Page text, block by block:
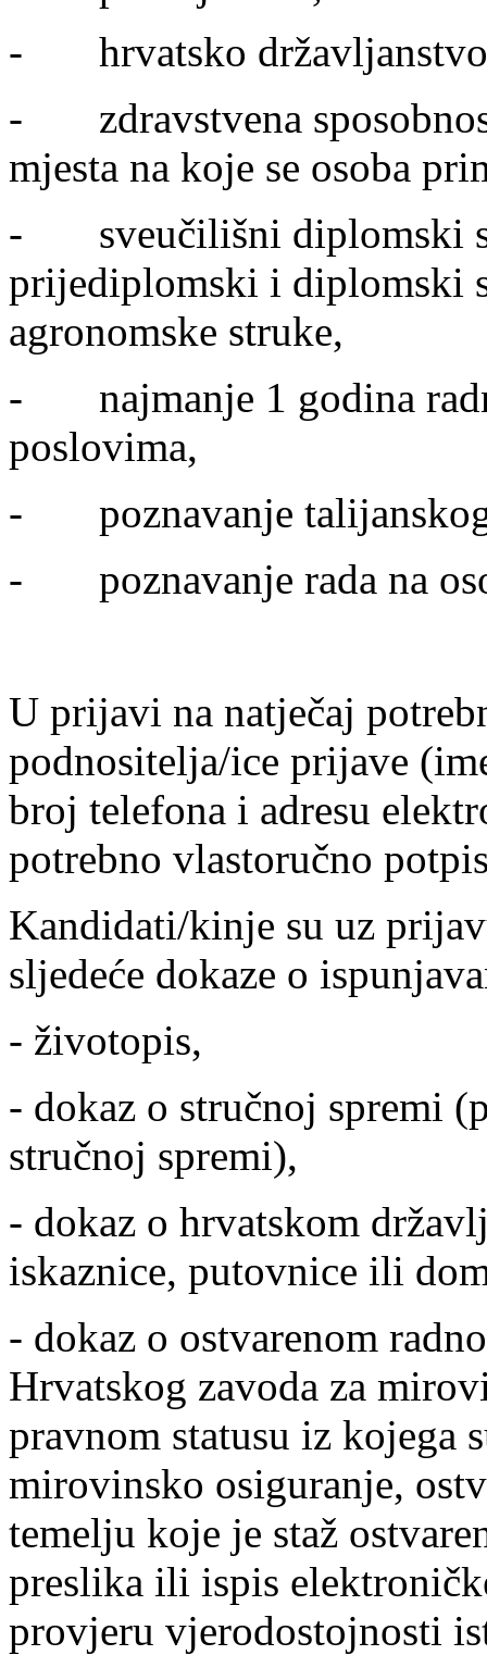
- hrvatsko
- zdravstvena
mjesta na koje se osoba
- sveučilišni diplomski
prijediplomski i diplomski
agronomske struke,
- najmanje 1 godina
poslovima,
- poznavanje
- poznavanje rada na
U prijavi na natječaj
podnositelja/ice prijave
broj telefona i adresu
potrebno vlastoručno
Kandidati/kinje su uz
sljedeće dokaze o
- životopis,
- dokaz o stručnoj spremi
stručnoj spremi),
- dokaz o hrvatskom
iskaznice, putovnice ili
- dokaz o ostvarenom
Hrvatskog zavoda za
pravnom statusu iz kojega
mirovinsko osiguranje,
temelju koje je staž
preslika ili ispis
provjeru vjerodostojnosti